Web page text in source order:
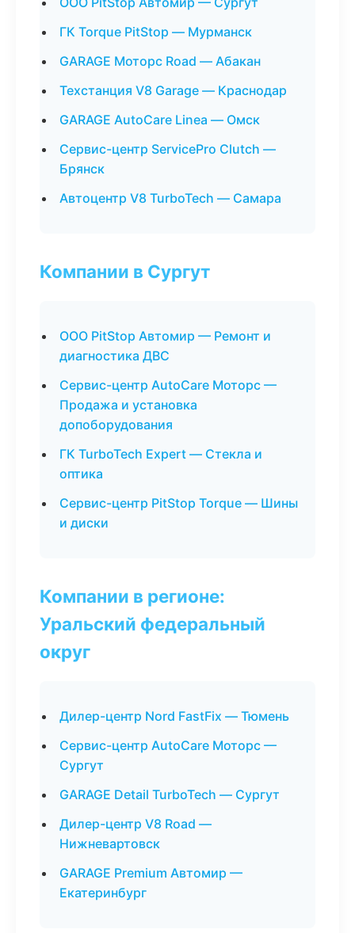
ГК Torque PitStop — Мурманск
GARAGE Моторс Road — Абакан
Техстанция V8 Garage — Краснодар
GARAGE AutoCare Linea — Омск
Сервис-центр ServicePro Clutch —
Брянск
Автоцентр V8 TurboTech — Самара
Компании в Сургут
ООО PitStop Автомир — Ремонт и
диагностика ДВС
Сервис-центр AutoCare Моторс —
Продажа и установка
допоборудования
ГК TurboTech Expert — Стекла и
оптика
Сервис-центр PitStop Torque — Шины
и диски
Компании в регионе:
Уральский федеральный
округ
Дилер-центр Nord FastFix — Тюмень
Сервис-центр AutoCare Моторс —
Сургут
GARAGE Detail TurboTech — Сургут
Дилер-центр V8 Road —
Нижневартовск
GARAGE Premium Автомир —
Екатеринбург